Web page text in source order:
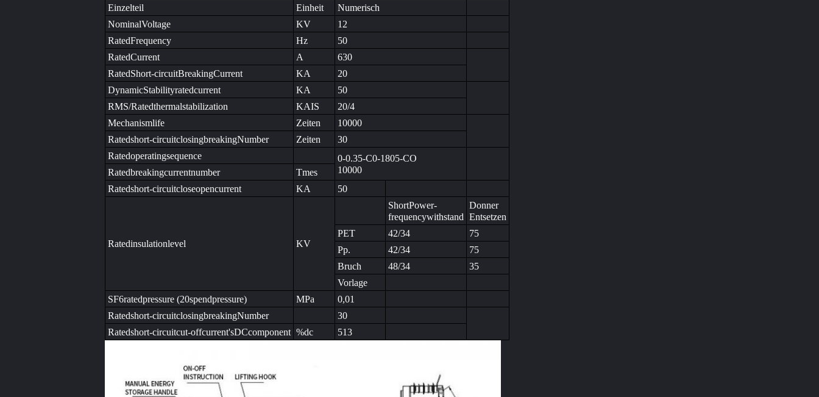
Einzelteil Einheit
Numerisch
NominalVoltage
KV
12
RatedFrequency
Hz
50
RatedCurrent
A
630
RatedShort-circuitBreakingCurrent
KA
20
DynamicStabilityratedcurrent
KA
50
RMS/Ratedthermalstabilization
KAIS
20/4
Mechanismlife
Zeiten
10000
Ratedshort-circuitclosingbreakingNumber
Zeiten
30
Ratedoperatingsequence
0-0.35-C0-1805-CO
10000
Ratedbreakingcurrentnumber
Tmes
Ratedshort-circuitcloseopencurrent
KA 50
Ratedinsulationlevel KV
ShortPower-
frequencywithstand
Donner
Entsetzen
PET
42/34
75
Pp.
42/34
75
Bruch
48/34
35
Vorlage
SF6ratedpressure (20spendpressure)
MPa
0,01
Ratedshort-circuitclosingbreakingNumber
30
Ratedshort-circuitcut-offcurrent'sDCcomponent %dc 513